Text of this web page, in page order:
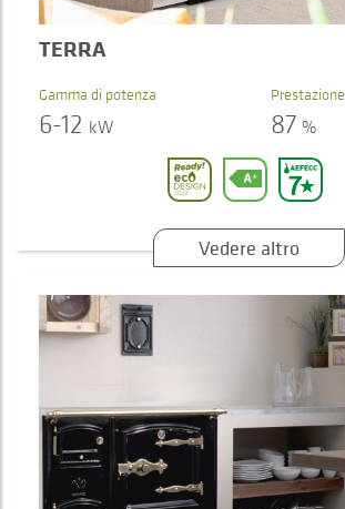
TERRA
Gamma di potenza
6-12 kW
Prestazione
87 %
Vedere altro